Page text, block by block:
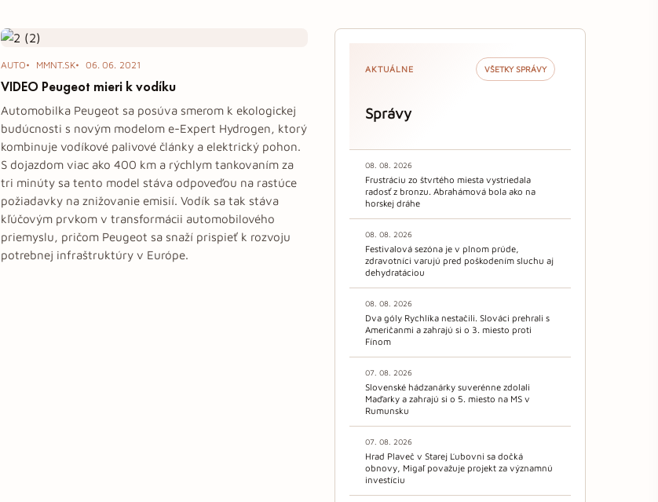
AUTO MMNT.SK 06. 06. 2021
VIDEO Peugeot mieri k vodíku
Automobilka Peugeot sa posúva smerom k ekologickej
budúcnosti s novým modelom e-Expert Hydrogen, ktorý
kombinuje vodíkové palivové články a elektrický pohon.
S dojazdom viac ako 400 km a rýchlym tankovaním za
tri minúty sa tento model stáva odpoveďou na rastúce
požiadavky na znižovanie emisií. Vodík sa tak stáva
kľúčovým prvkom v transformácii automobilového
priemyslu, pričom Peugeot sa snaží prispieť k rozvoju
potrebnej infraštruktúry v Európe.
AKTUÁLNE VŠETKY SPRÁVY
Správy
08. 08. 2026
Frustráciu zo štvrtého miesta vystriedala
radosť z bronzu. Abrahámová bola ako na
horskej dráhe
08. 08. 2026
Festivalová sezóna je v plnom prúde,
zdravotníci varujú pred poškodením sluchu aj
dehydratáciou
08. 08. 2026
Dva góly Rychlíka nestačili. Slováci prehrali s
Američanmi a zahrajú si o 3. miesto proti
Fínom
07. 08. 2026
Slovenské hádzanárky suverénne zdolali
Maďarky a zahrajú si o 5. miesto na MS v
Rumunsku
07. 08. 2026
Hrad Plaveč v Starej Ľubovni sa dočká
obnovy, Migaľ považuje projekt za významnú
investíciu